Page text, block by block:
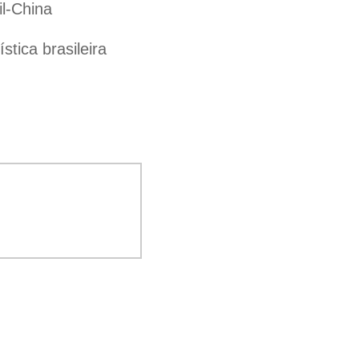
China
brasileira